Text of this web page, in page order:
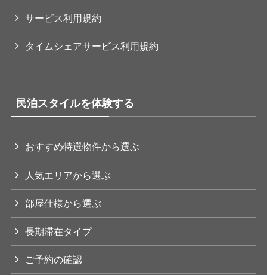
サービス利用規約
タイムシェアサービス利用規約
民泊スタイルを体験する
おすすめ特選物件から選ぶ
人気エリアから選ぶ
部屋仕様から選ぶ
長期滞在タイプ
ご予約の確認